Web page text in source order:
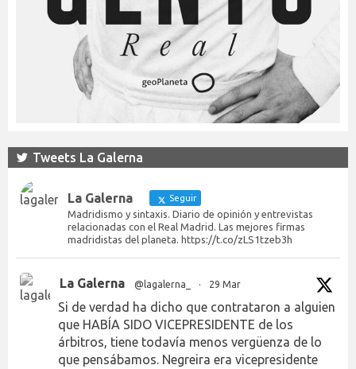
Tweets La Galerna
La Galerna Seguir
Madridismo y sintaxis. Diario de opinión y entrevistas
relacionadas con el Real Madrid. Las mejores firmas
madridistas del planeta. https://t.co/zLS1tzeb3h
La Galerna @lagalerna_ · 29 Mar
Si de verdad ha dicho que contrataron a alguien
que HABÍA SIDO VICEPRESIDENTE de los
árbitros, tiene todavía menos vergüenza de lo
que pensábamos. Negreira era vicepresidente